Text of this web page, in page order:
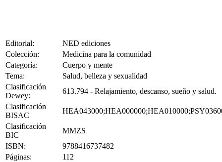
Editorial:
NED ediciones
Colección:
Medicina para la comunidad
Categoría:
Cuerpo y mente
Tema:
Salud, belleza y sexualidad
Clasificación
Dewey:
613.794 - Relajamiento, descanso, sueño y salud.
Clasificación
BISAC
Clasificación
BIC
MMZS
ISBN:
9788416737482
Páginas:
112